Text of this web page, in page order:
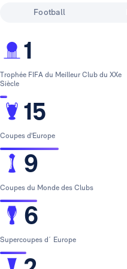
Football
1
Trophée FIFA du Meilleur Club du XXe
Siècle
15
Coupes d'Europe
9
Coupes du Monde des Clubs
6
Supercoupes d´ Europe